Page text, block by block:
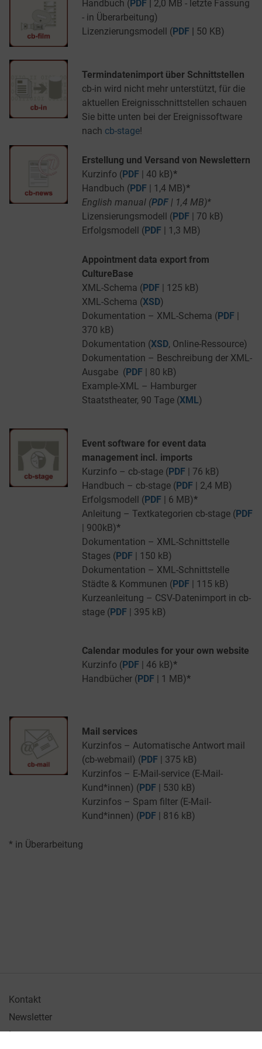
Handbuch (PDF | 2,0 MB - letzte Fassung
- in Überarbeitung)
Lizenzierungsmodell (PDF | 50 KB)
Termindatenimport über Schnittstellen
cb-in wird nicht mehr unterstützt, für die
aktuellen Ereignisschnittstellen schauen
Sie bitte unten bei der Ereignissoftware
nach cb-stage!
Erstellung und Versand von Newslettern
Kurzinfo (PDF | 40 kB)*
Handbuch (PDF | 1,4 MB)*
English manual (PDF | 1,4 MB)*
Lizensierungsmodell (PDF | 70 kB)
Erfolgsmodell (PDF | 1,3 MB)
Appointment data export from
CultureBase
XML-Schema (PDF | 125 kB)
XML-Schema (XSD)
Dokumentation – XML-Schema (PDF |
370 kB)
Dokumentation (XSD, Online-Ressource)
Dokumentation – Beschreibung der XML-
Ausgabe (PDF | 80 kB)
Example-XML – Hamburger
Staatstheater, 90 Tage (XML)
Event software for event data
management incl. imports
Kurzinfo – cb-stage (PDF | 76 kB)
Handbuch – cb-stage (PDF | 2,4 MB)
Erfolgsmodell (PDF | 6 MB)*
Anleitung – Textkategorien cb-stage (PDF
| 900kB)*
Dokumentation – XML-Schnittstelle
Stages (PDF | 150 kB)
Dokumentation – XML-Schnittstelle
Städte & Kommunen (PDF | 115 kB)
Kurzeanleitung – CSV-Datenimport in cb-
stage (PDF | 395 kB)
Calendar modules for your own website
Kurzinfo (PDF | 46 kB)*
Handbücher (PDF | 1 MB)*
Mail services
Kurzinfos – Automatische Antwort mail
(cb-webmail) (PDF | 375 kB)
Kurzinfos – E-Mail-service (E-Mail-
Kund*innen) (PDF | 530 kB)
Kurzinfos – Spam filter (E-Mail-
Kund*innen) (PDF | 816 kB)
* in Überarbeitung
Kontakt
Newsletter
Impressum